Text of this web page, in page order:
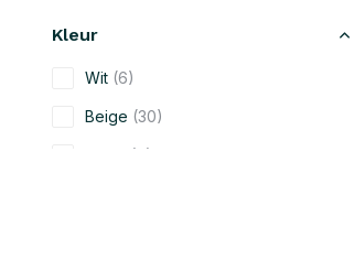
Kleur
Wit (6)
Beige (30)
(6)